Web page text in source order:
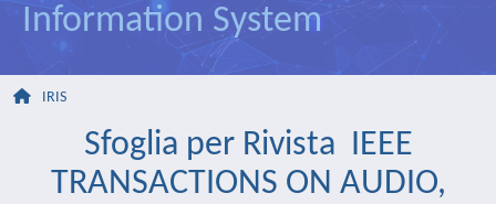
Information System
IRIS
Sfoglia per Rivista IEEE
TRANSACTIONS ON AUDIO,